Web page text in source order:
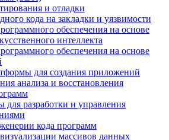
и отладки
кода на закладки и уязвимости
обеспечения на основе
интеллекта
обеспечения на основе
для создания приложений
анализа и восстановления
разработки и управления
кода программ
массивов данных